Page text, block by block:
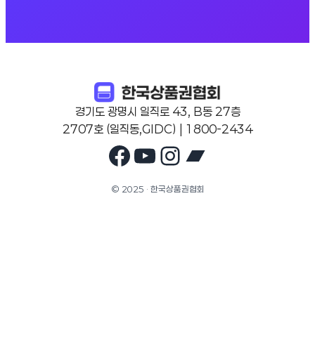
경기도 광명시 일직로 43, B동 27층
2707호 (일직동,GIDC) | 1800-2434
Facebook
YouTube
Instagram
© 2025 · 한국상품권협회